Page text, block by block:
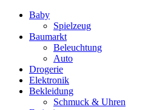
Baby
Spielzeug
Baumarkt
Beleuchtung
Auto
Drogerie
Elektronik
Bekleidung
Schmuck & Uhren